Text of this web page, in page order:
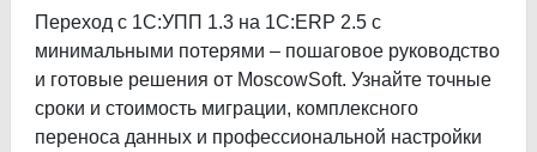
Переход с 1С:УПП 1.3 на 1С:ERP 2.5 с
минимальными потерями – пошаговое руководство
и готовые решения от MoscowSoft. Узнайте точные
сроки и стоимость миграции, комплексного
переноса данных и профессиональной настройки